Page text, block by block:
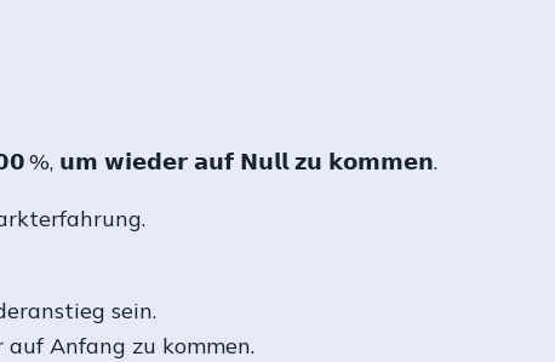
%, 𝘂𝗺 𝘄𝗶𝗲𝗱𝗲𝗿 𝗮𝘂𝗳 𝗡𝘂𝗹𝗹 𝘇𝘂 𝗸𝗼𝗺𝗺𝗲𝗻.
sein.
Anfang zu kommen.